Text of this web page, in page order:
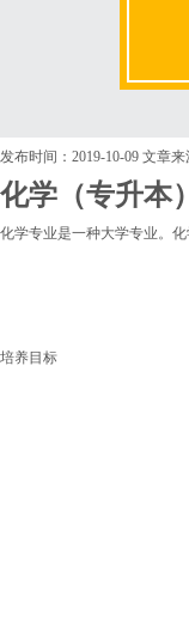
发布时间：2019-10-09 文章来
化学（专升本）
化学专业是一种大学专业。
培养目标
无机化